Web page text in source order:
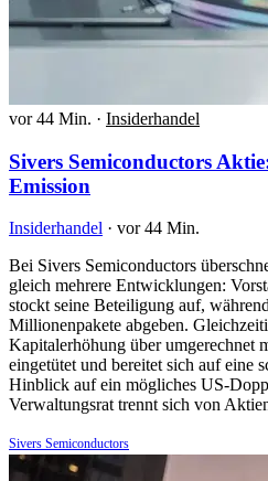
vor 44 Min. · Insiderhandel
Sivers Semiconductors
Emission
Insiderhandel · vor 44 Min.
Bei Sivers Semiconductors
gleich mehrere Entwicklungen:
stockt seine Beteiligung auf,
Millionenpakete abgeben.
Kapitalerhöhung über umgerechnet
eingetütet und bereitet sich auf eine
Hinblick auf ein mögliches US-
Verwaltungsrat trennt sich von
Sivers Semiconductors